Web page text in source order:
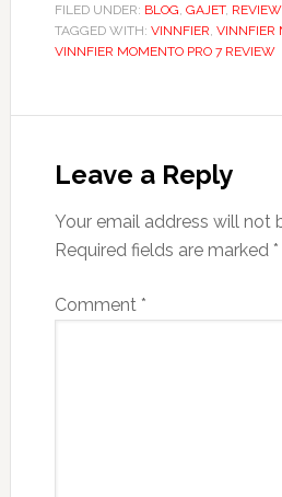
FILED UNDER: BLOG GAJET, REVIEW
TAGGED WITH: VINNFIER VINNFIER
VINNFIER MOMENTO PRO 7 REVIEW
Interactions
Leave a Reply
Your email address will not
Required fields are marked *
Comment *